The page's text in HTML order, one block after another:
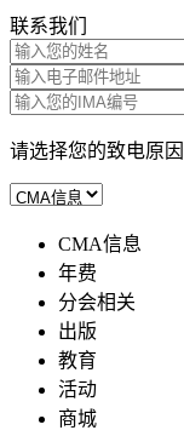
联系我们
请选择您的致电原因
CMA信息
年费
分会相关
出版
教育
活动
商城